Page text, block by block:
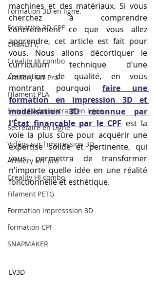
Formation 3D en ligne.
Formation 3D CPF
CREALITY,
Creality Hi combo
Artillery M1 Pro
Filament PLA
Service administratif en ligne
Secrétaire en Ligne
Vidéos sur l'impression 3D,
Artillery M1 pro
Creality HI combo
Filament PETG
Formation impresssion 3D
formation CPF
SNAPMAKER
machines et des matériaux. Si vous
cherchez à comprendre
concrètement ce que vous allez
apprendre, cet article est fait pour
vous. Nous allons décortiquer le
curriculum technique d'une
formation de qualité, en vous
montrant pourquoi faire une
formation en impression 3D et
modélisation 3D reconnue par
l'État finançable par le CPF est la
voie la plus sûre pour acquérir une
expertise solide et pertinente, qui
vous permettra de transformer
n'importe quelle idée en une réalité
fonctionnelle et esthétique.
LV3D